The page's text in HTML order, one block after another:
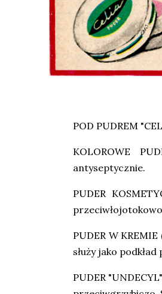
POD PUDREM
KOLOROWE
antyseptycznie.
PUDER
PUDER W
służy jako
PUDER